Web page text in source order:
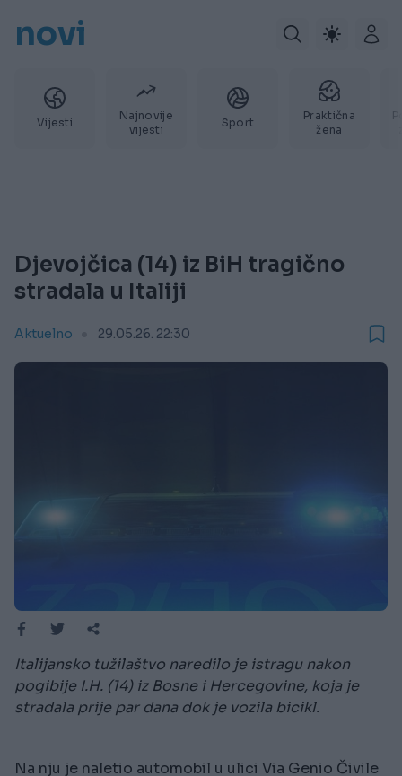
novi
Vijesti
Najnovije
vijesti
Sport
Praktična
žena
Djevojčica (14) iz BiH tragično
stradala u Italiji
Aktuelno 29.05.26. 22:30
Italijansko tužilaštvo naredilo je istragu nakon
pogibije I.H. (14) iz Bosne i Hercegovine, koja je
stradala prije par dana dok je vozila bicikl.
Na nju je naletio automobil u ulici Via Genio Čivile